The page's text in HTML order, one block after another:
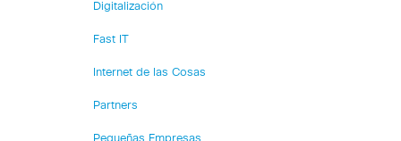
Digitalización
Fast IT
Internet de las Cosas
Partners